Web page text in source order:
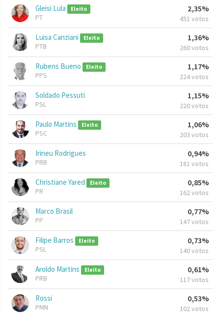
Gleisi Lula Eleito
PT
2,35%
451 votos
Luisa Canziani Eleito
PTB
1,36%
260 votos
Rubens Bueno Eleito
PPS
1,17%
224 votos
Soldado Pessuti
PSL
1,15%
220 votos
Paulo Martins Eleito
PSC
1,06%
203 votos
Irineu Rodrigues
PRB
0,94%
181 votos
Christiane Yared Eleito
PR
0,85%
162 votos
Marco Brasil
PP
0,77%
147 votos
Filipe Barros Eleito
PSL
0,73%
140 votos
Aroldo Martins Eleito
PRB
0,61%
117 votos
Rossi
PMN
0,53%
102 votos